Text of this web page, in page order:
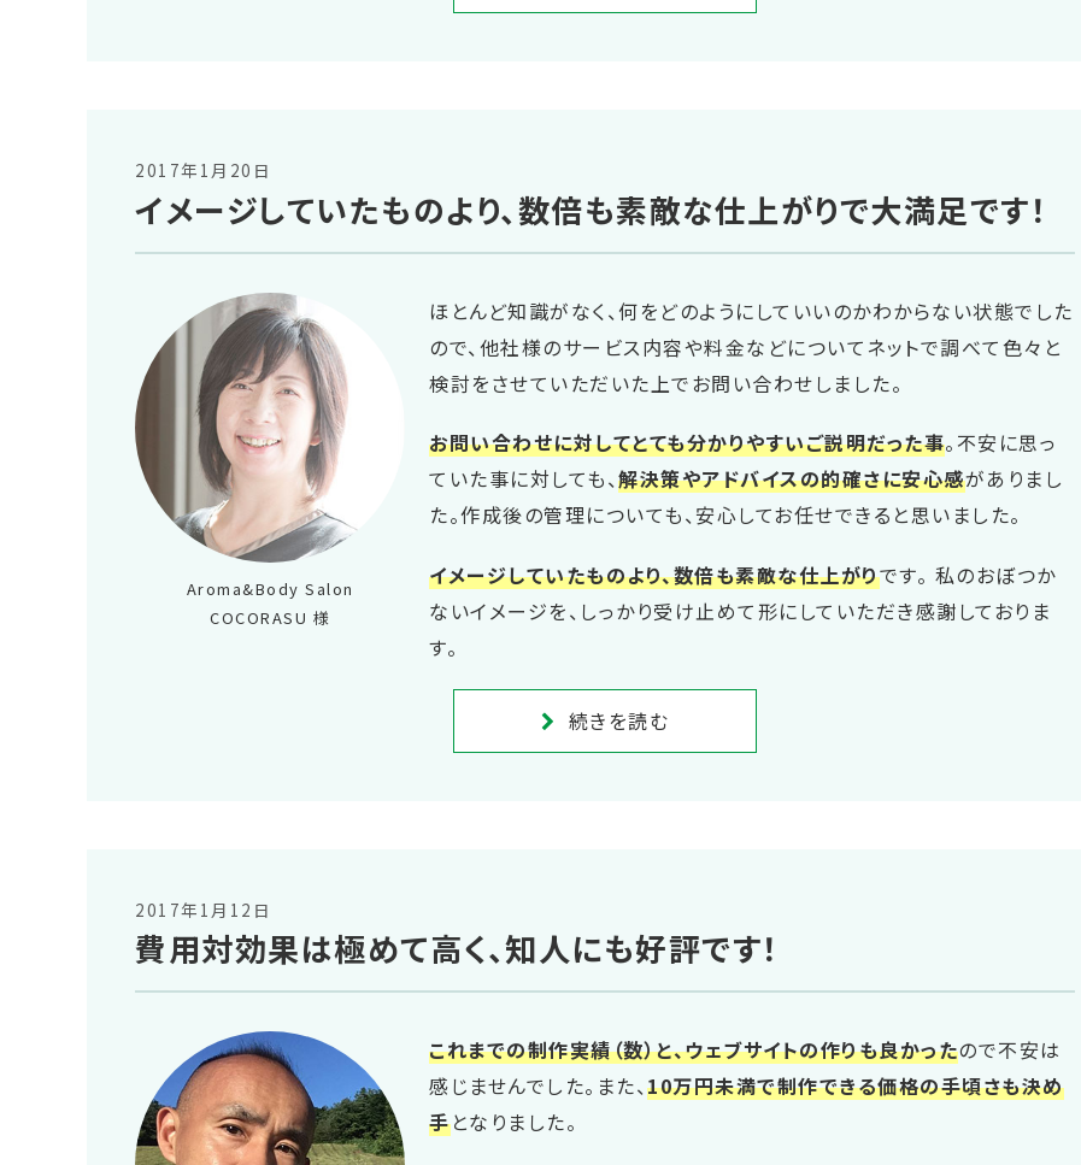
2017年1月20日
イメージしていたものより、数倍も素敵な仕上がりで大満足です！
Aroma&Body Salon
COCORASU 様
ほとんど知識がなく、何をどのようにしていいのかわからない状態でした
ので、他社様のサービス内容や料金などについてネットで調べて色々と
検討をさせていただいた上でお問い合わせしました。
お問い合わせに対してとても分かりやすいご説明だった事。不安に思っ
ていた事に対しても、解決策やアドバイスの的確さに安心感がありまし
た。作成後の管理についても、安心してお任せできると思いました。
イメージしていたものより、数倍も素敵な仕上がりです。 私のおぼつか
ないイメージを、しっかり受け止めて形にしていただき感謝しておりま
す。
続きを読む
2017年1月12日
費用対効果は極めて高く、知人にも好評です！
これまでの制作実績（数）と、ウェブサイトの作りも良かったので不安は
感じませんでした。また、10万円未満で制作できる価格の手頃さも決め
手となりました。